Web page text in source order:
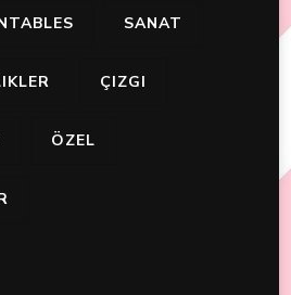
SANAT
ÇIZGI
ÖZEL